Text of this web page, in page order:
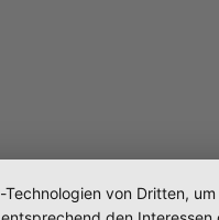
von Dritten,